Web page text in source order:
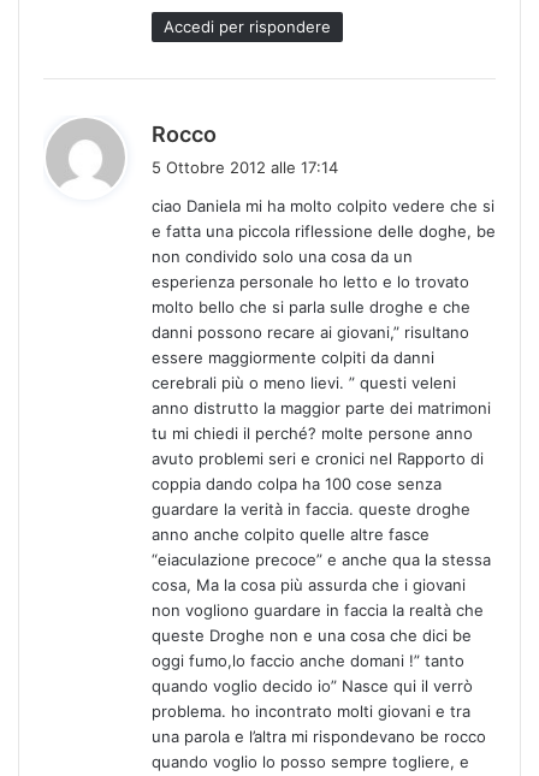
Accedi per rispondere
Rocco
e
t
t
5 Ottobre 2012 alle 17:14
ciao Daniela mi ha molto colpito vedere che si
e fatta una piccola riflessione delle doghe, be
non condivido solo una cosa da un
esperienza personale ho letto e lo trovato
molto bello che si parla sulle droghe e che
danni possono recare ai giovani,” risultano
essere maggiormente colpiti da danni
cerebrali più o meno lievi. ” questi veleni
anno distrutto la maggior parte dei matrimoni
tu mi chiedi il perché? molte persone anno
avuto problemi seri e cronici nel Rapporto di
coppia dando colpa ha 100 cose senza
guardare la verità in faccia. queste droghe
anno anche colpito quelle altre fasce
“eiaculazione precoce” e anche qua la stessa
cosa, Ma la cosa più assurda che i giovani
non vogliono guardare in faccia la realtà che
queste Droghe non e una cosa che dici be
oggi fumo,lo faccio anche domani !” tanto
quando voglio decido io” Nasce qui il verrò
problema. ho incontrato molti giovani e tra
una parola e l’altra mi rispondevano be rocco
quando voglio lo posso sempre togliere, e